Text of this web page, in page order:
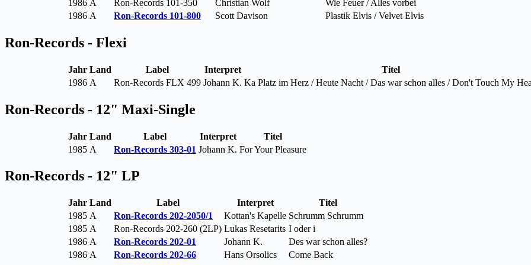
1986 A Ron-Records 101-350 Christian Wolf
Wie Feuer / Alles vorbei
1986 A Ron-Records 101-800 Scott Davison Plastik Elvis / Velvet Elvis
Ron-Records - Flexi
Jahr Land Label Interpret
Titel
1986 A Ron-Records FLX 499 Johann K. Ka Platz im Herz / Heute Nacht / Das war schon alles / Don't Touch My
Ron-Records - 12" Maxi-Single
Jahr Land Label Interpret
Titel
1985 A Ron-Records 303-01 Johann K. For Your Pleasure
Ron-Records - 12" LP
Jahr Land Label Interpret
Titel
1985 A Ron-Records 202-2050/1 Kottan's Kapelle Schrumm Schrumm
1985 A Ron-Records 202-260 (2LP) Lukas Resetarits I oder i
1986 A Ron-Records 202-01 Johann K.
Des war schon alles?
1986 A Ron-Records 202-66 Hans Orsolics Come Back